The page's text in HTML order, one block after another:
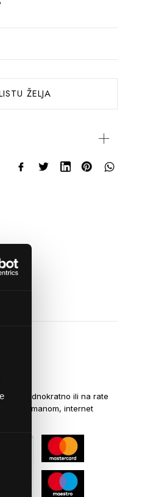
ŽELJA
jednokratno ili na rate
virmanom, internet